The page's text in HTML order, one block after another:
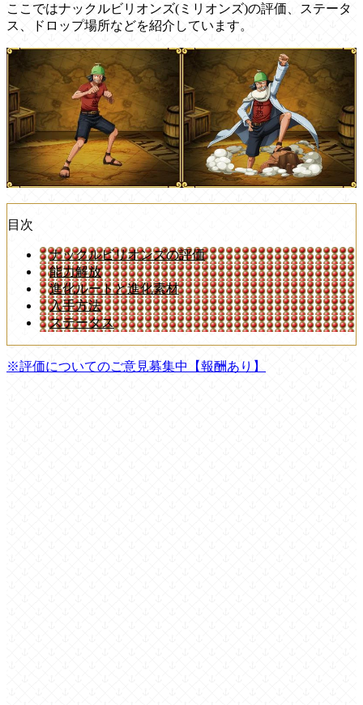
ここではナックルビリオンズ(ミリオンズ)の評価、ステータ
ス、ドロップ場所などを紹介しています。
目次
ナックルビリオンズの評価
能力解放
進化ルートと進化素材
入手方法
ステータス
※評価についてのご意見募集中【報酬あり】